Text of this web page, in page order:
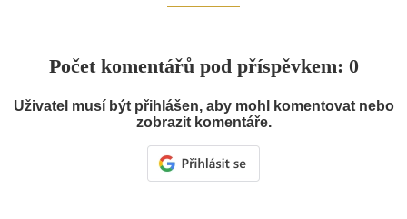
Počet komentářů pod příspěvkem: 0
Uživatel musí být přihlášen, aby mohl komentovat nebo
zobrazit komentáře.